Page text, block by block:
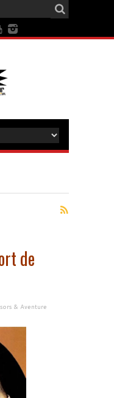
de
& Aventure